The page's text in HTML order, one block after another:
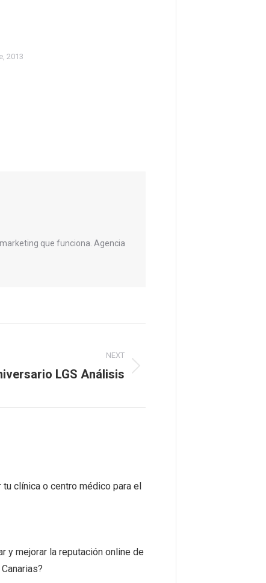
2013
que funciona. Agencia
NEXT
LGS Análisis
tu clínica o centro médico para el
y mejorar la reputación online de